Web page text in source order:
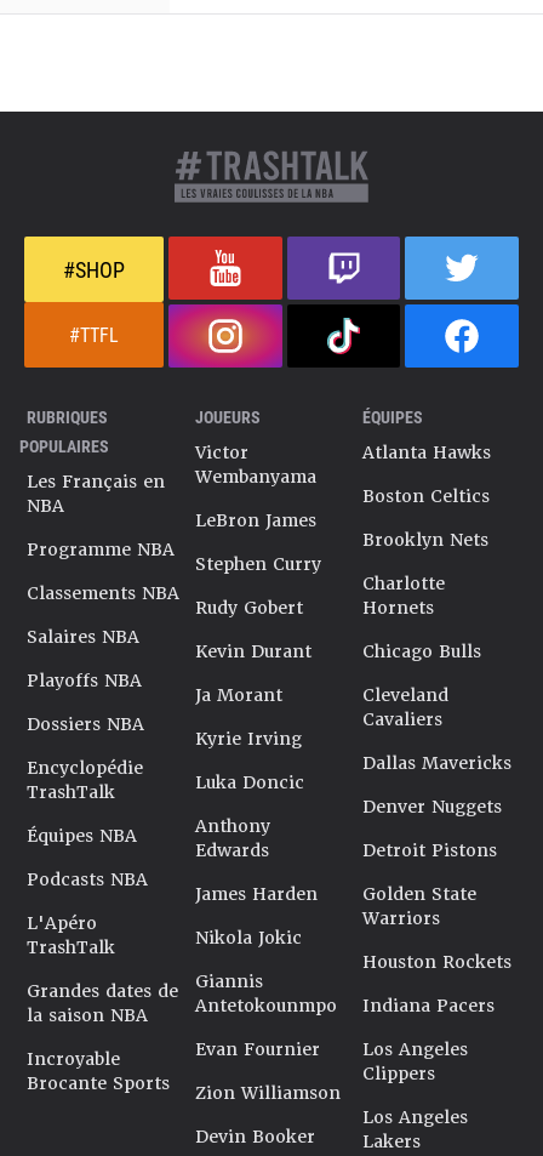
#SHOP
#TTFL
RUBRIQUES
POPULAIRES
Les Français en
NBA
Programme NBA
Classements NBA
Salaires NBA
Playoffs NBA
Dossiers NBA
Encyclopédie
TrashTalk
Équipes NBA
Podcasts NBA
L'Apéro
TrashTalk
Grandes dates de
la saison NBA
Incroyable
Brocante Sports
JOUEURS
Victor
Wembanyama
LeBron James
Stephen Curry
Rudy Gobert
Kevin Durant
Ja Morant
Kyrie Irving
Luka Doncic
Anthony
Edwards
James Harden
Nikola Jokic
Giannis
Antetokounmpo
Evan Fournier
Zion Williamson
Devin Booker
ÉQUIPES
Atlanta Hawks
Boston Celtics
Brooklyn Nets
Charlotte
Hornets
Chicago Bulls
Cleveland
Cavaliers
Dallas Mavericks
Denver Nuggets
Detroit Pistons
Golden State
Warriors
Houston Rockets
Indiana Pacers
Los Angeles
Clippers
Los Angeles
Lakers